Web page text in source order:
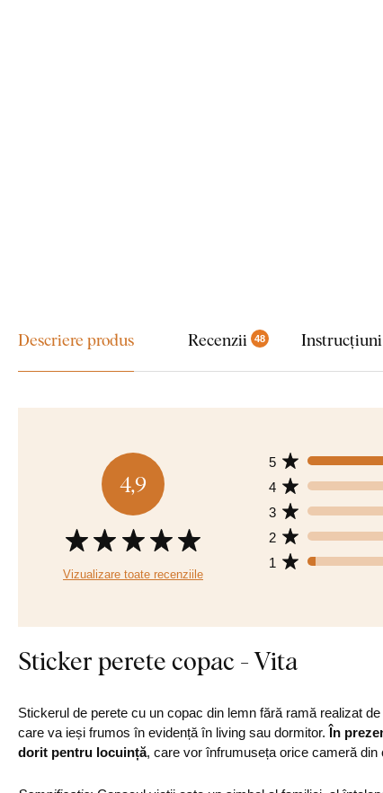
Descriere produs Recenzii 48 Instrucțiuni
4,9
Vizualizare toate recenziile
1
2
3
4
5
Sticker perete copac - Vita
Stickerul de perete cu un copac din lemn fără ramă realizat
care va ieși frumos în evidență în living sau dormitor. În
dorit pentru locuință, care vor înfrumuseța orice cameră din